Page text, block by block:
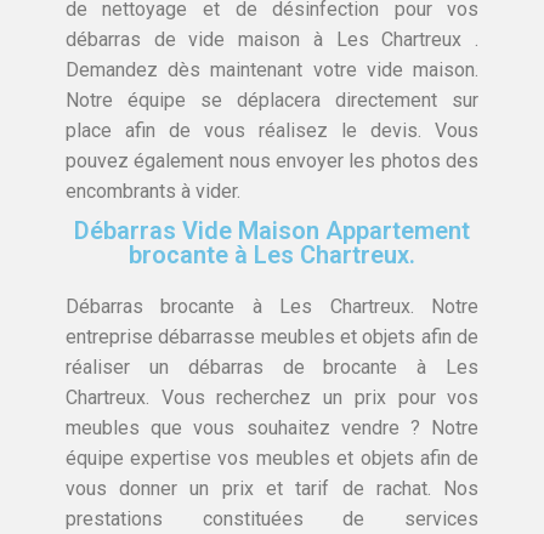
de nettoyage et de désinfection pour vos
débarras de vide maison à Les Chartreux .
Demandez dès maintenant votre vide maison.
Notre équipe se déplacera directement sur
place afin de vous réalisez le devis. Vous
pouvez également nous envoyer les photos des
encombrants à vider.
Débarras Vide Maison Appartement
brocante à Les Chartreux.
Débarras brocante à Les Chartreux. Notre
entreprise débarrasse meubles et objets afin de
réaliser un débarras de brocante à Les
Chartreux. Vous recherchez un prix pour vos
meubles que vous souhaitez vendre ? Notre
équipe expertise vos meubles et objets afin de
vous donner un prix et tarif de rachat. Nos
prestations constituées de services